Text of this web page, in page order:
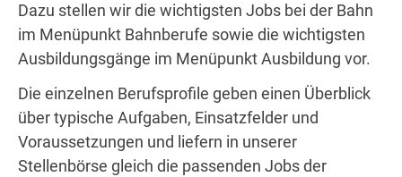
Dazu stellen wir die wichtigsten Jobs bei der Bahn
im Menüpunkt Bahnberufe sowie die wichtigsten
Ausbildungsgänge im Menüpunkt Ausbildung vor.
Die einzelnen Berufsprofile geben einen Überblick
über typische Aufgaben, Einsatzfelder und
Voraussetzungen und liefern in unserer
Stellenbörse gleich die passenden Jobs der